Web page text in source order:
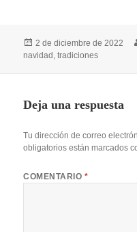
Publicado
el
2 de diciembre de 2022
navidad ,tradiciones
Deja una respuesta
Tu dirección de correo
obligatorios están marcados
COMENTARIO *